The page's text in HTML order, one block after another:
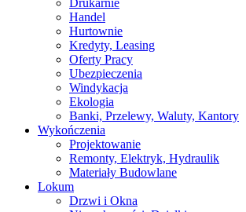
Drukarnie
Handel
Hurtownie
Kredyty, Leasing
Oferty Pracy
Ubezpieczenia
Windykacja
Ekologia
Banki, Przelewy, Waluty, Kantory
Wykończenia
Projektowanie
Remonty, Elektryk, Hydraulik
Materiały Budowlane
Lokum
Drzwi i Okna